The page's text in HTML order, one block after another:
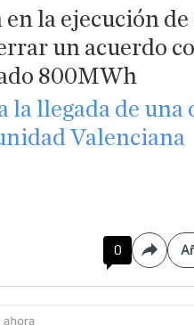
la ejecución de
un acuerdo
800MWh
llegada de una
Valenciana
0